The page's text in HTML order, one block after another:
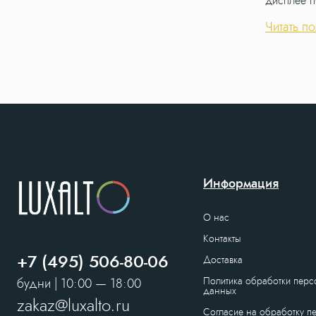
подходит
Читать
+7 (495) 506-80-06
будни | 10:00 — 18:00
zakaz@luxalto.ru
Информация
О нас
Контакты
Доставка
Политика обработки
данных
Согласие на обработку